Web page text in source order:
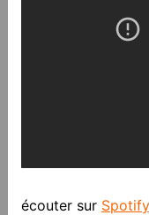
écouter sur Spotify